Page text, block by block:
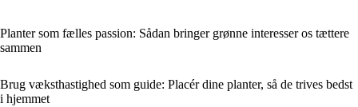
Planter som fælles passion: Sådan bringer grønne interesser os tættere
sammen
Brug væksthastighed som guide: Placér dine planter, så de trives bedst
i hjemmet